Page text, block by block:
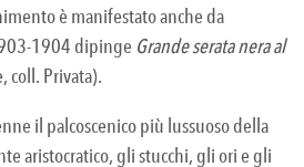
è manifestato anche da
1904 dipinge Grande serata nera al
coll. Privata).
il palcoscenico più lussuoso della
aristocratico, gli stucchi, gli ori e gli